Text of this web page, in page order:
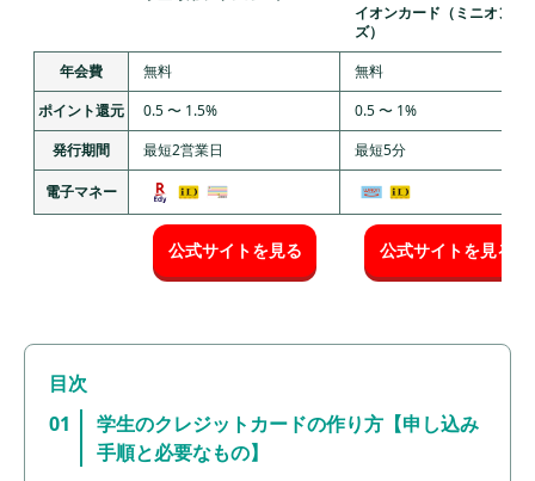
イオンカード（ミニオン
ズ）
年会費
無料
無料
ポイント還元
0.5 〜 1.5%
0.5 〜 1%
発行期間
最短2営業日 最短5分
電子マネー
公式サイトを見る 公式サイトを見る
学生のクレジットカードの作り方【申し込み
手順と必要なもの】